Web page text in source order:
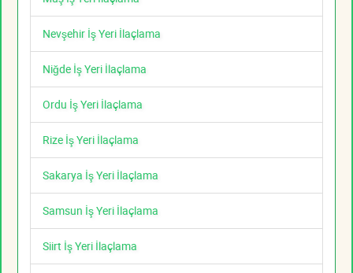
Nevşehir İş Yeri İlaçlama
Niğde İş Yeri İlaçlama
Ordu İş Yeri İlaçlama
Rize İş Yeri İlaçlama
Sakarya İş Yeri İlaçlama
Samsun İş Yeri İlaçlama
Siirt İş Yeri İlaçlama